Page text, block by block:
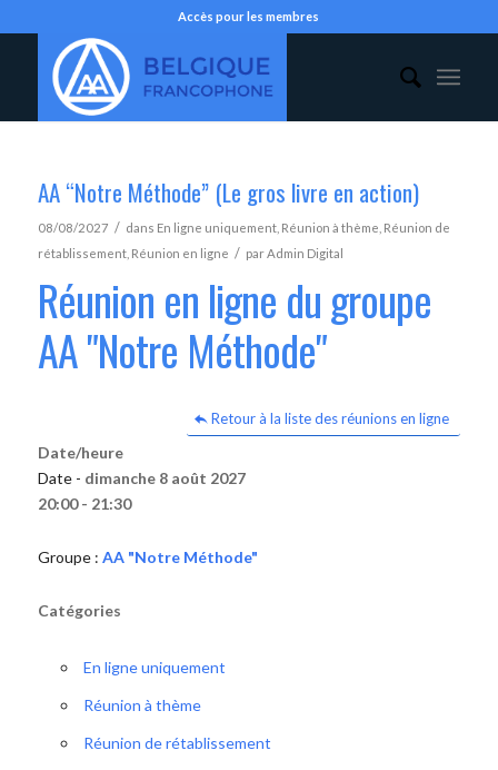
Accès pour les membres
AA “Notre Méthode” (Le gros livre en action)
08/08/2027 / dans En ligne uniquement, Réunion à thème Réunion de
rétablissement, Réunion en ligne / parAdmin Digital
Réunion en ligne du groupe
AA "Notre Méthode"
Retour à la liste des réunions en ligne
Date/heure
Date - dimanche 8 août 2027
20:00 - 21:30
Groupe : AA "Notre Méthode"
Catégories
En ligne uniquement
Réunion à thème
Réunion de rétablissement